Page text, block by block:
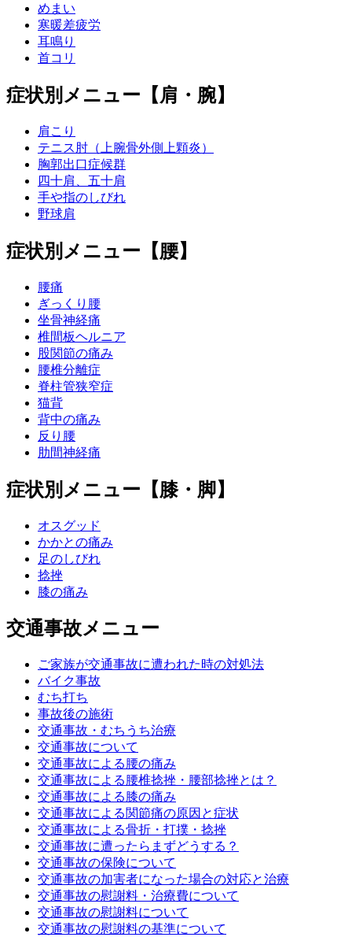
めまい
寒暖差疲労
耳鳴り
首コリ
症状別メニュー【肩・腕】
肩こり
テニス肘（上腕骨外側上顆炎）
胸郭出口症候群
四十肩、五十肩
手や指のしびれ
野球肩
症状別メニュー【腰】
腰痛
ぎっくり腰
坐骨神経痛
椎間板ヘルニア
股関節の痛み
腰椎分離症
脊柱管狭窄症
猫背
背中の痛み
反り腰
肋間神経痛
症状別メニュー【膝・脚】
オスグッド
かかとの痛み
足のしびれ
捻挫
膝の痛み
交通事故メニュー
ご家族が交通事故に遭われた時の対処法
バイク事故
むち打ち
事故後の施術
交通事故・むちうち治療
交通事故について
交通事故による腰の痛み
交通事故による腰椎捻挫・腰部捻挫とは？
交通事故による膝の痛み
交通事故による関節痛の原因と症状
交通事故による骨折・打撲・捻挫
交通事故に遭ったらまずどうする？
交通事故の保険について
交通事故の加害者になった場合の対応と治療
交通事故の慰謝料・治療費について
交通事故の慰謝料について
交通事故の慰謝料の基準について